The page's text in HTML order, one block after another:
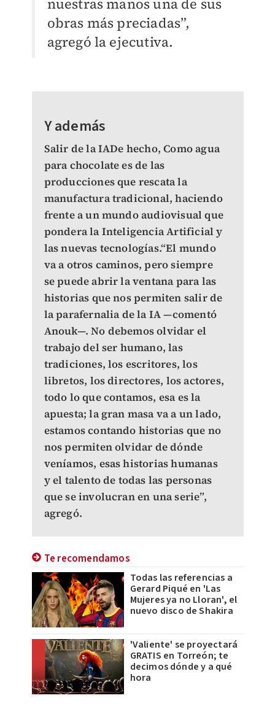
obras más preciadas”,
agregó la ejecutiva.
Y además
Salir de la IADe hecho, Como agua
para chocolate es de las
producciones que rescata la
manufactura tradicional, haciendo
frente a un mundo audiovisual que
pondera la Inteligencia Artificial y
las nuevas tecnologías.“El mundo
va a otros caminos, pero siempre
se puede abrir la ventana para las
historias que nos permiten salir de
la parafernalia de la IA —comentó
Anouk—. No debemos olvidar el
trabajo del ser humano, las
tradiciones, los escritores, los
libretos, los directores, los actores,
todo lo que contamos, esa es la
apuesta; la gran masa va a un lado,
estamos contando historias que no
nos permiten olvidar de dónde
veníamos, esas historias humanas
y el talento de todas las personas
que se involucran en una serie”,
agregó.
Te recomendamos
Todas las referencias a
Gerard Piqué en 'Las
Mujeres ya no Lloran', el
nuevo disco de Shakira
'Valiente' se proyectará
GRATIS en Torreón; te
decimos dónde y a qué
hora